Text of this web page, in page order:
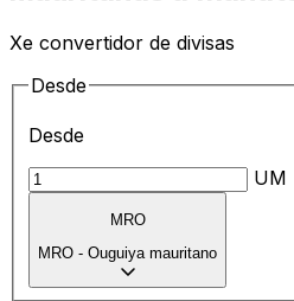
Xe convertidor de divisas
Desde
Desde
UM
MRO
MRO - Ouguiya mauritano